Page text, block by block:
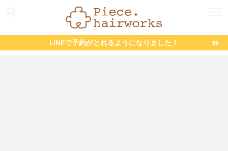
LINEで予約がとれるようになりました！